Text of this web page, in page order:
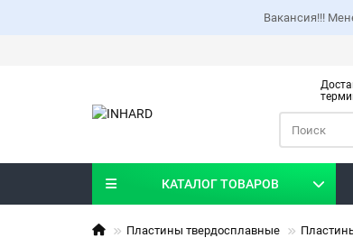
Вакансия!!!
КАТАЛОГ ТОВАРОВ
Пластины твердосплавные